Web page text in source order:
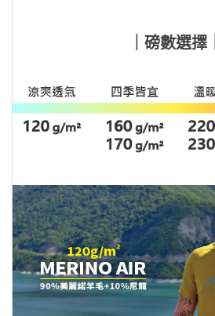
｜磅數選擇｜